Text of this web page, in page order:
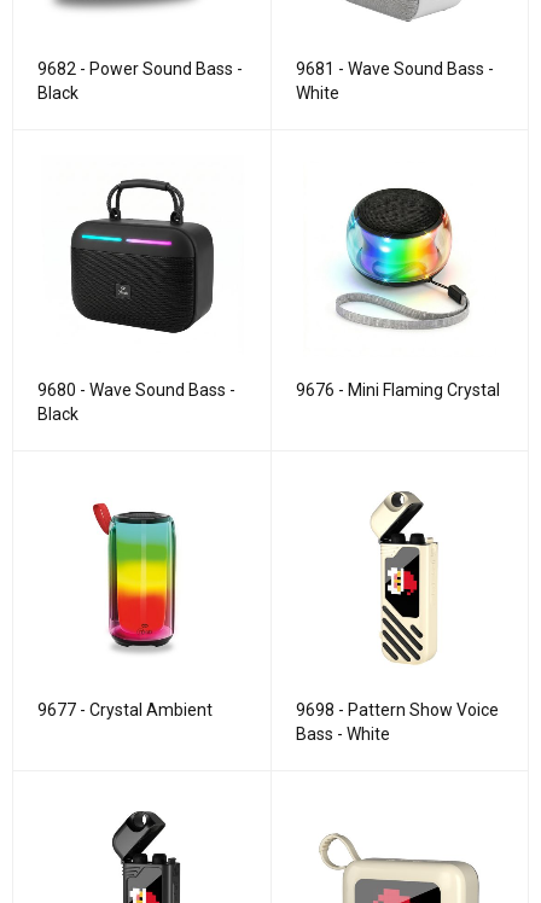
9682 - Power Sound Bass -
Black
9681 - Wave Sound Bass -
White
9680 - Wave Sound Bass -
Black
9676 - Mini Flaming Crystal
9677 - Crystal Ambient
9698 - Pattern Show Voice
Bass - White